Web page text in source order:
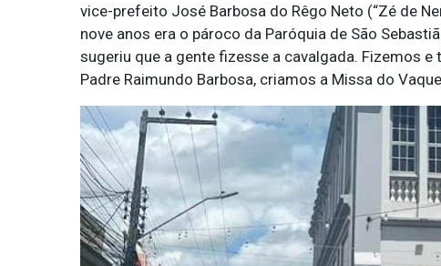
vice-prefeito José Barbosa do Rêgo Neto (“Zé de
nove anos era o pároco da Paróquia de São
sugeriu que a gente fizesse a cavalgada. Fizemos
Padre Raimundo Barbosa, criamos a Missa do